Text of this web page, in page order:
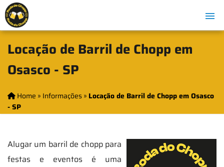
Locação de Barril de Chopp em
Osasco - SP
Home » Informações» Locação de Barril de Chopp em Osasco
- SP
Alugar um barril de chopp para
festas e eventos é uma